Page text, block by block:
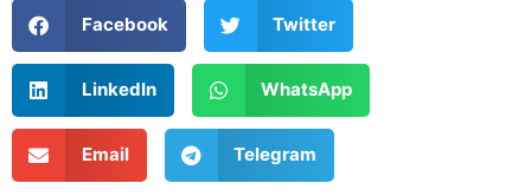
Facebook Twitter
LinkedIn WhatsApp
Email Telegram